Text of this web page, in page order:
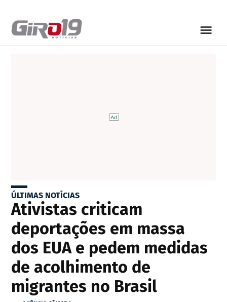
ÚLTIMAS NOTÍCIAS
Ativistas criticam
deportações em massa
dos EUA e pedem medidas
de acolhimento de
migrantes no Brasil